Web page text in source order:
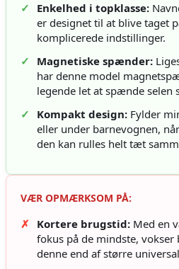
✓ Enkelhed i topklasse:
er designet til at blive taget
komplicerede indstillinger.
✓
Magnetiske spænder:
har denne model
legende let at spænde selen
✓
Kompakt design: Fylder
eller under barnevognen,
den kan rulles helt tæt
VÆR OPMÆRKSOM PÅ:
✗ Kortere brugstid: Med en
fokus på de mindste,
denne end af større